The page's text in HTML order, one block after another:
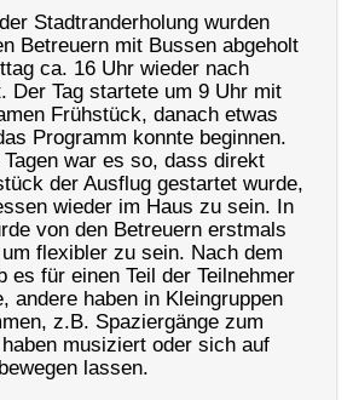
Stadtranderholung wurden
Betreuern mit Bussen abgeholt
ca. 16 Uhr wieder nach
Der Tag startete um 9 Uhr mit
Frühstück, danach etwas
Programm konnte beginnen.
war es so, dass direkt
der Ausflug gestartet wurde,
wieder im Haus zu sein. In
von den Betreuern erstmals
flexibler zu sein. Nach dem
es für einen Teil der Teilnehmer
andere haben in Kleingruppen
z.B. Spaziergänge zum
musiziert oder sich auf
lassen.